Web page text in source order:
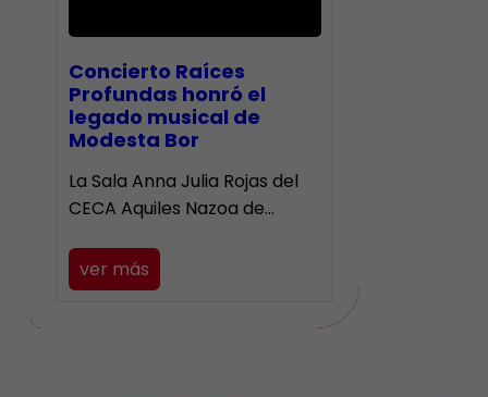
​Concierto Raíces
Profundas honró el
legado musical de
Modesta Bor
La Sala Anna Julia Rojas del
CECA Aquiles Nazoa de…
ver más